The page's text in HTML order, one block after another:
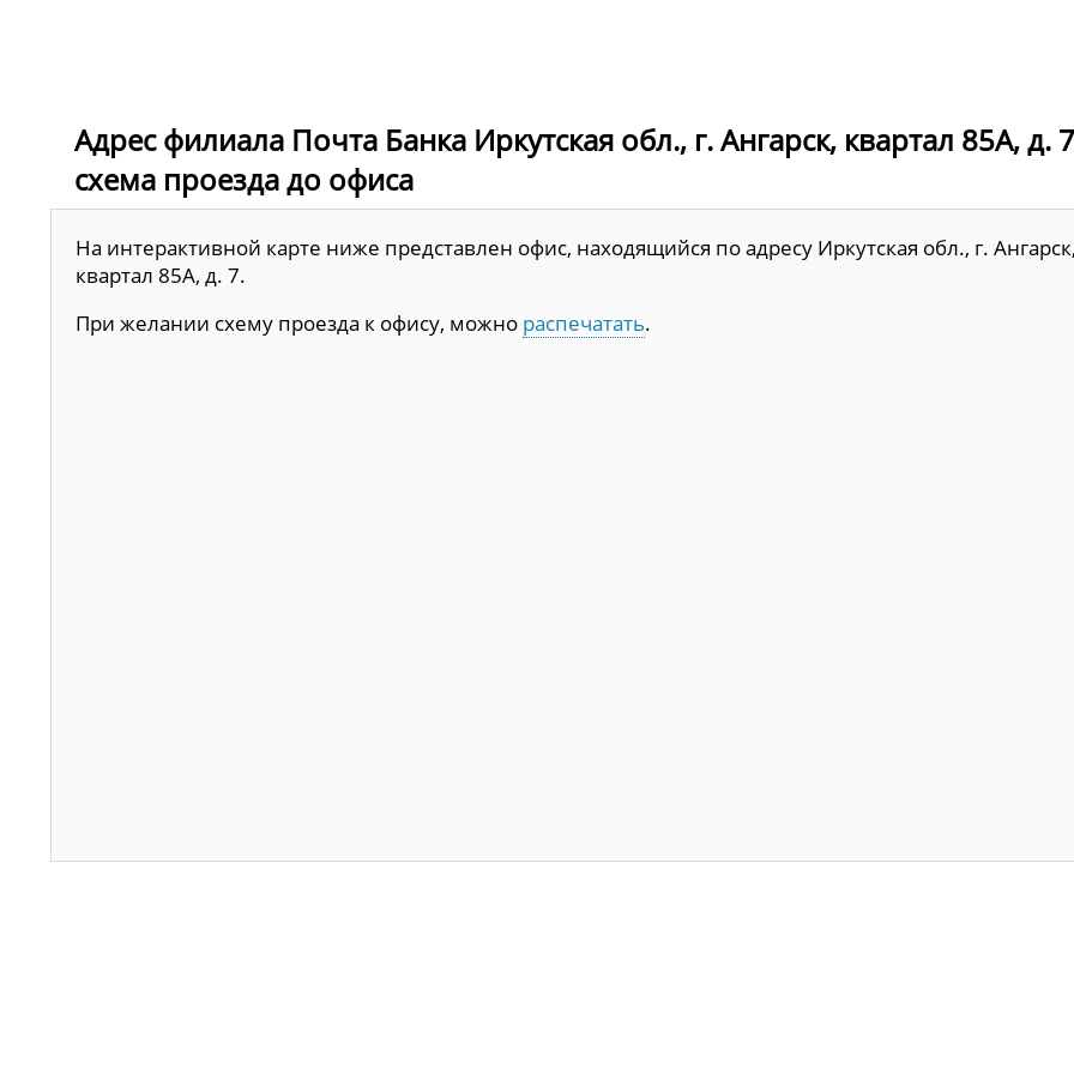
Адрес филиала Почта Банка Иркутская обл., г. Ангарск, квартал 85А, д.
схема проезда до офиса
На интерактивной карте ниже представлен офис, находящийся по адресу Иркутская обл., г.
квартал 85А, д. 7.
При желании схему проезда к офису, можно распечатать.